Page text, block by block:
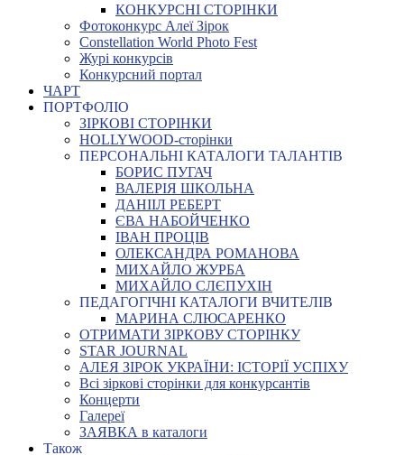
КОНКУРСНІ СТОРІНКИ
Фотоконкурс Алеї Зірок
Constellation World Photo Fest
Журі конкурсів
Конкурсний портал
ЧАРТ
ПОРТФОЛІО
ЗІРКОВІ СТОРІНКИ
HOLLYWOOD-сторінки
ПЕРСОНАЛЬНІ КАТАЛОГИ ТАЛАНТІВ
БОРИС ПУГАЧ
ВАЛЕРІЯ ШКОЛЬНА
ДАНІІЛ РЕБЕРТ
ЄВА НАБОЙЧЕНКО
ІВАН ПРОЦІВ
ОЛЕКСАНДРА РОМАНОВА
МИХАЙЛО ЖУРБА
МИХАЙЛО СЛЄПУХІН
ПЕДАГОГІЧНІ КАТАЛОГИ ВЧИТЕЛІВ
МАРИНА СЛЮСАРЕНКО
ОТРИМАТИ ЗІРКОВУ СТОРІНКУ
STAR JOURNAL
АЛЕЯ ЗІРОК УКРАЇНИ: ІСТОРІЇ УСПІХУ
Всі зіркові сторінки для конкурсантів
Концерти
Галереї
ЗАЯВКА в каталоги
Також